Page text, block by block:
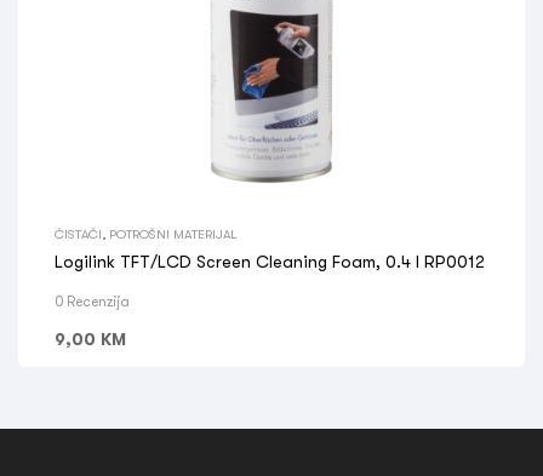
ČISTAČI POTROŠNI MATERIJAL
Logilink TFT/LCD Screen Cleaning Foam, 0.4 l RP0012
0 Recenzija
9,00 KM